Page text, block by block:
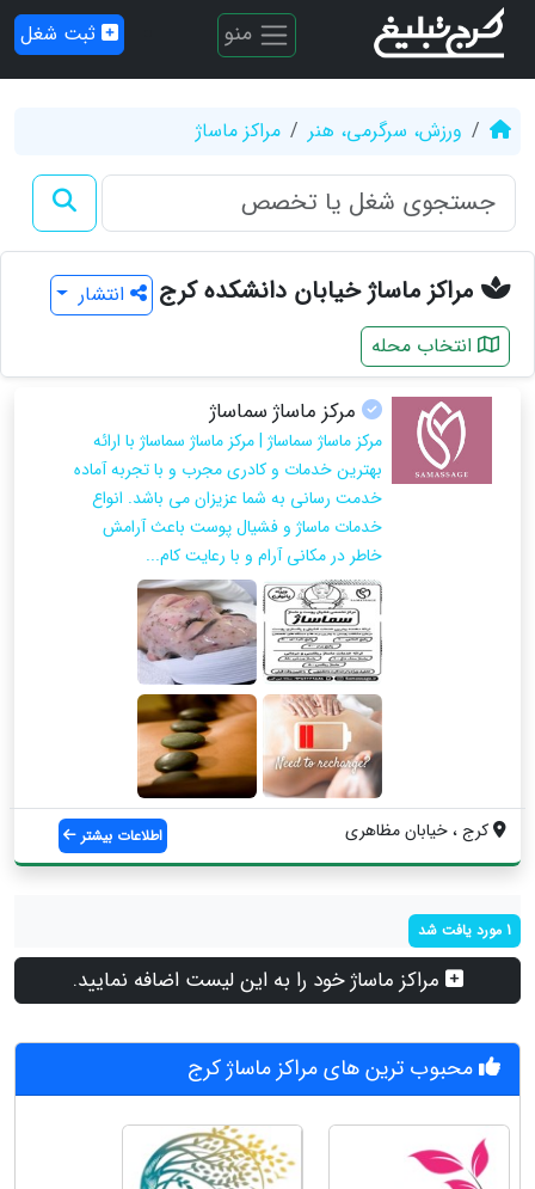
منو ثبت شغل
ورزش، سرگرمی، هنر مراکز ماساژ
مراکز ماساژ خیابان دانشکده کرج
انتشار
انتخاب محله
مرکز ماساژ سماساژ
مرکز ماساژ سماساژ | مرکز ماساژ سماساژ با ارائه
بهترین خدمات و کادری مجرب و با تجربه آماده
خدمت رسانی به شما عزیزان می باشد. انواع
خدمات ماساژ و فشیال پوست باعث آرامش
خاطر در مکانی آرام و با رعایت کام...
کرج ، خیابان مظاهری اطلاعات بیشتر
1 مورد یافت شد
مراکز ماساژ خود را به این لیست اضافه نمایید.
محبوب ترین های مراکز ماساژ کرج